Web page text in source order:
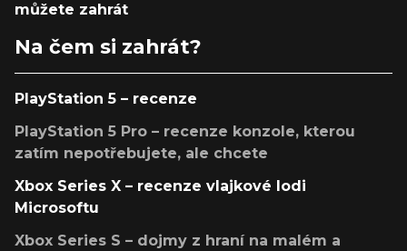
můžete zahrát
Na čem si zahrát?
PlayStation 5 – recenze
PlayStation 5 Pro – recenze konzole, kterou
zatím nepotřebujete, ale chcete
Xbox Series X – recenze vlajkové lodi
Microsoftu
Xbox Series S – dojmy z hraní na malém a